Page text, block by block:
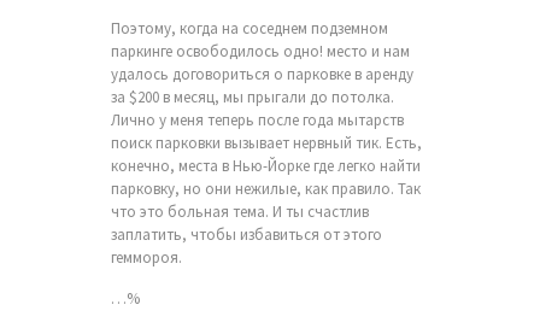
Поэтому, когда на соседнем подземном
паркинге освободилось одно! место и нам
удалось договориться о парковке в аренду
за $200 в месяц, мы прыгали до потолка.
Лично у меня теперь после года мытарств
поиск парковки вызывает нервный тик. Есть,
конечно, места в Нью-Йорке где легко найти
парковку, но они нежилые, как правило. Так
что это больная тема. И ты счастлив
заплатить, чтобы избавиться от этого
геммороя.
…%